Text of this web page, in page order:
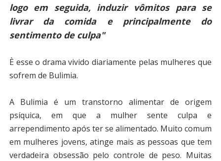
logo em seguida, induzir vômitos para se
livrar da comida e principalmente do
sentimento de culpa"
È esse o drama vivido diariamente pelas mulheres que
sofrem de Bulimia.
A Bulimia é um transtorno alimentar de origem
psíquica, em que a mulher sente culpa e
arrependimento após ter se alimentado. Muito comum
em mulheres jovens, atinge mais as pessoas que tem
verdadeira obsessão pelo controle de peso. Muitas